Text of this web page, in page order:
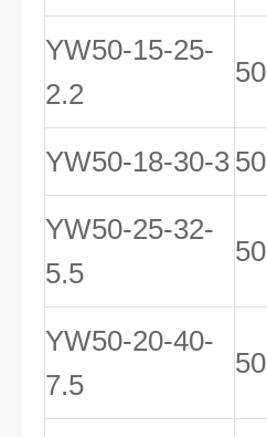
YW50-15-25-
2.2
50
YW50-18-30-3 50
YW50-25-32-
5.5
50
YW50-20-40-
7.5
50